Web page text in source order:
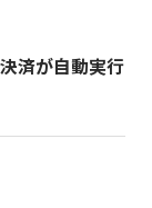
済が自動実行